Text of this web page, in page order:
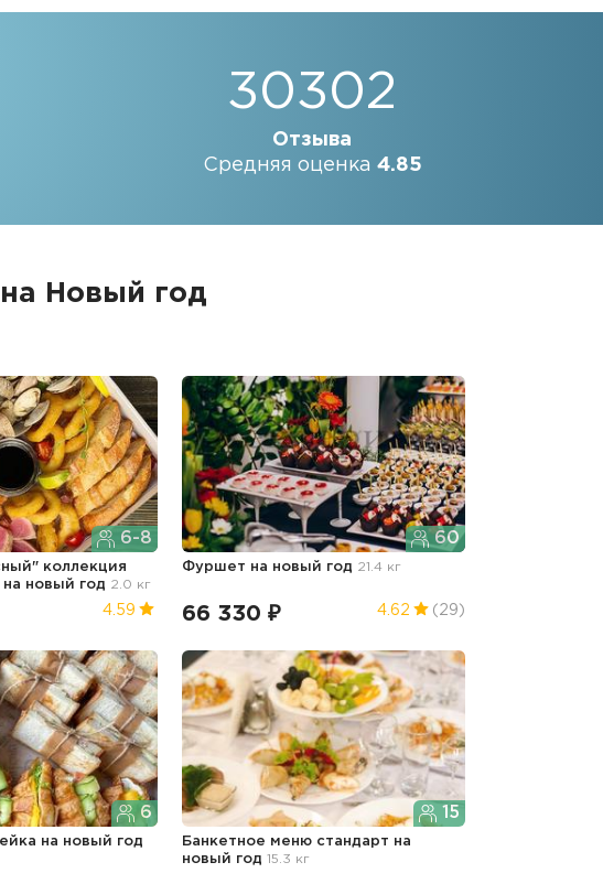
30302
Отзыва
Средняя оценка 4.85
Новый год
6-8
коллекция
на новый год 2.0 кг
4.59
60
Фуршет на новый год 21.4 кг
66 330 ₽ 4.62 (29)
6
на новый год
15
Банкетное меню стандарт
на
новый год
15.3 кг